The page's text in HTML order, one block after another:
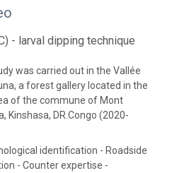
- larval dipping technique
was carried out in the Vallée
a forest gallery located in the
of the commune of Mont
Kinshasa, DR.Congo (2020-
identification - Roadside
- Counter expertise -